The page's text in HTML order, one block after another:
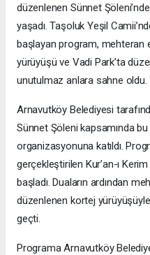
düzenlenen Sünnet
yaşadı. Taşoluk Yeşil
başlayan program, mehteran
yürüyüşü ve Vadi Park’ta
unutulmaz anlara sahne oldu.
Arnavutköy Belediyesi
Sünnet Şöleni kapsamında
organizasyonuna katıldı.
gerçekleştirilen Kur’an-ı
başladı. Duaların ardından
düzenlenen kortej
geçti.
Programa Arnavutköy